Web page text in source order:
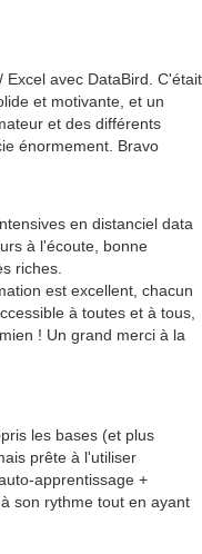
Excel avec DataBird. C'était
et motivante, et un
et des différents
énormement. Bravo
en distanciel data
à l'écoute, bonne
riches.
est excellent, chacun
à toutes et à tous,
! Un grand merci à la
les bases (et plus
prête à l'utiliser
apprentissage +
son rythme tout en ayant